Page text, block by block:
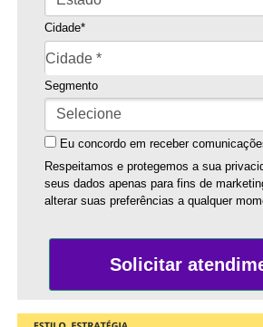
Cidade*
Cidade *
Cidade*
Segmento
Eu concordo em receber
Respeitamos e protegemos a sua
seus dados apenas para fins de
alterar suas preferências a qualquer
Solicitar